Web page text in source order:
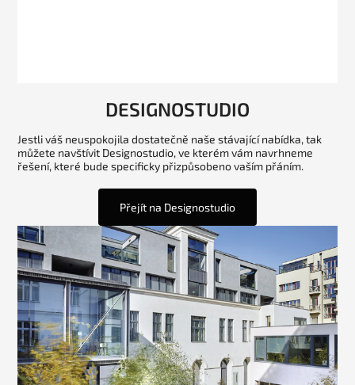
DESIGNOSTUDIO
Jestli váš neuspokojila dostatečně naše stávající nabídka, tak
můžete navštívit Designostudio, ve kterém vám navrhneme
řešení, které bude specificky přizpůsobeno vaším přáním.
Přejít na Designostudio